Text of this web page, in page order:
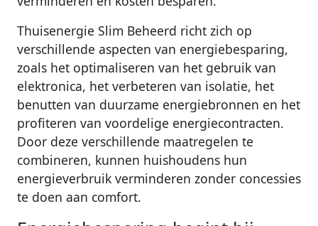
Thuisenergie Slim Beheerd richt zich op
verschillende aspecten van energiebesparing,
zoals het optimaliseren van het gebruik van
elektronica, het verbeteren van isolatie, het
benutten van duurzame energiebronnen en het
profiteren van voordelige energiecontracten.
Door deze verschillende maatregelen te
combineren, kunnen huishoudens hun
energieverbruik verminderen zonder concessies
te doen aan comfort.